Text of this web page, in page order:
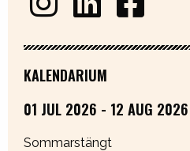
KALENDARIUM
01 JUL 2026 - 12 AUG 2026
Sommarstängt